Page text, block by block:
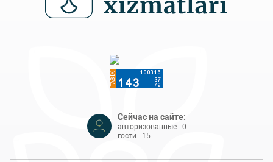
Сейчас на сайте:
авторизованные - 0
гости - 15